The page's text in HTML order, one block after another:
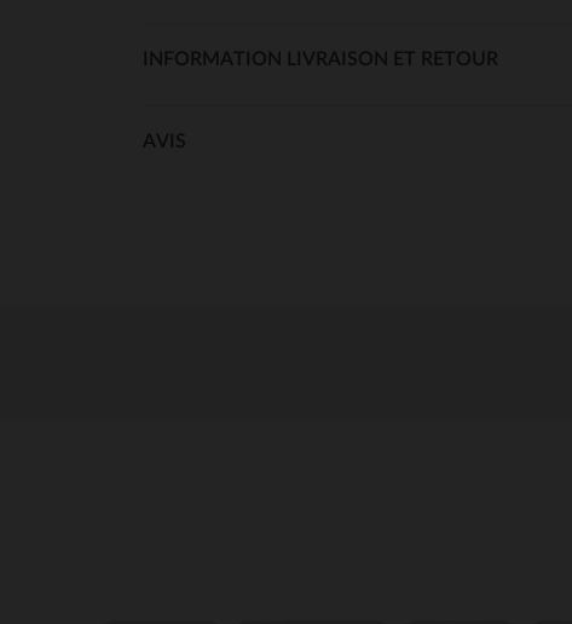
INFORMATION LIVRAISON ET RETOUR
AVIS